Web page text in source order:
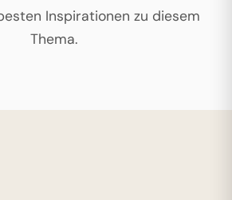
Inspirationen zu diesem
Thema.